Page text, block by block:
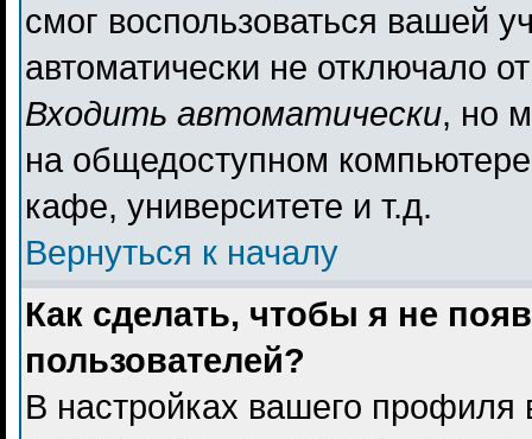
смог воспользоваться вашей
автоматически не отключало
Входить автоматически, но
на общедоступном
кафе, университете и т.д.
Вернуться к началу
Как сделать, чтобы я не
пользователей?
В настройках вашего